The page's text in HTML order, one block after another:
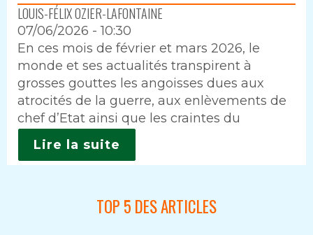
LOUIS-FÉLIX OZIER-LAFONTAINE
07/06/2026 - 10:30
Intro
En ces mois de février et mars 2026, le
monde et ses actualités transpirent à
grosses gouttes les angoisses dues aux
atrocités de la guerre, aux enlèvements de
chef d’Etat ainsi que les craintes du
Lire la suite
TOP 5 DES ARTICLES